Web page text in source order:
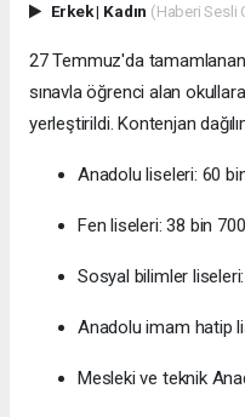
Erkek| Kadın (Haberi Sesli
27 Temmuz'da
sınavla öğrenci alan
yerleştirildi. Kontenjan
Anadolu liseleri: 60
Fen liseleri: 38 bin 700
Sosyal bilimler
Anadolu imam hatip
Mesleki ve teknik